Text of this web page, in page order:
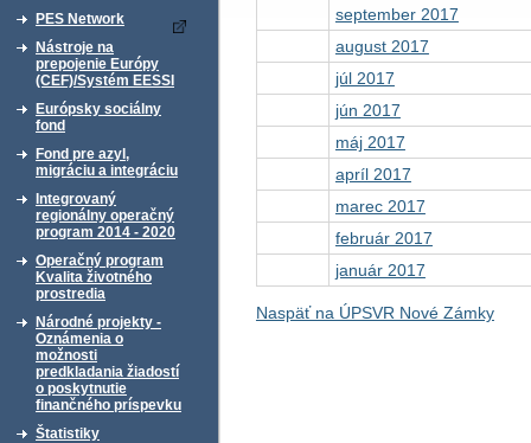
PES Network
Nástroje na
prepojenie Európy
(CEF)/Systém EESSI
Európsky sociálny
fond
Fond pre azyl,
migráciu a integráciu
Integrovaný
regionálny operačný
program 2014 - 2020
Operačný program
Kvalita životného
prostredia
Národné projekty -
Oznámenia o
možnosti
predkladania žiadostí
o poskytnutie
finančného príspevku
Štatistiky
september 2017
august 2017
júl 2017
jún 2017
máj 2017
apríl 2017
marec 2017
február 2017
január 2017
Naspäť na ÚPSVR Nové Zámky